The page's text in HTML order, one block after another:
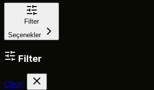
Filter
Seçenekler
Filter
Clear